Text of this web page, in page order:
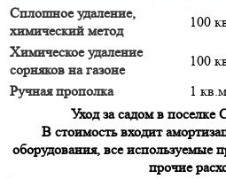
Сплошное удаление,
химический метод
100
Химическое удаление
сорняков на газоне
100
Ручная прополка
1
Уход за садом в поселке
В стоимость входит
оборудования, все используемые
прочие